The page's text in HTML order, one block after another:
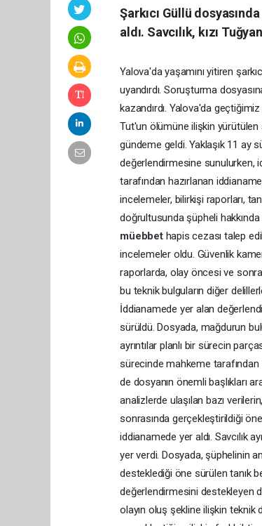
Şarkıcı Güllü
aldı. Savcılık, kızı
Yalova'da yaşamını yitiren
uyandırdı. Soruşturma
kazandırdı. Yalova'da
Tut'un ölümüne ilişkin yürütülen
gündeme geldi. Yaklaşık 11 ay
değerlendirmesine sunulurken,
tarafından hazırlanan
incelemeler, bilirkişi raporları,
doğrultusunda şüpheli
müebbet hapis cezası talep
incelemeler oldu. Güvenlik
raporlarda, olay öncesi ve
bu teknik bulguların diğer
İddianamede yer alan
sürüldü. Dosyada, mağdurun
ayrıntılar planlı bir sürecin
sürecinde mahkeme tarafından
de dosyanın önemli başlıkları
analizlerde ulaşılan bazı
sonrasında gerçekleştirildiği
iddianamede yer aldı. Savcılık
yer verdi. Dosyada, şüphelinin
desteklediği öne sürülen tanık
değerlendirmesini destekleyen
olayın oluş şekline ilişkin teknik